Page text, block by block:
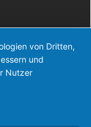
von Dritten,
und
Nutzer